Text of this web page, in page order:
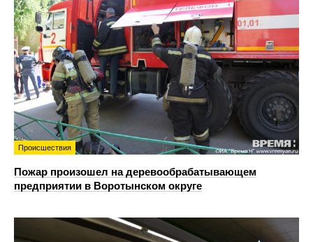
Происшествия
Пожар произошел на деревообрабатывающем
предприятии в Воротынском округе